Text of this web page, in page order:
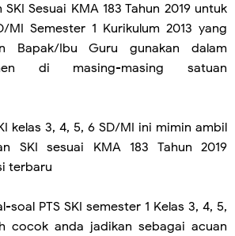
Sesuai KMA 183 Tahun 2019 untuk
Semester 1 Kurikulum 2013 yang
Bapak/Ibu Guru gunakan dalam
di masing-masing satuan
kelas 3, 4, 5, 6 SD/MI ini mimin ambil
SKI sesuai KMA 183 Tahun 2019
terbaru
soal PTS SKI semester 1 Kelas 3, 4, 5,
cocok anda jadikan sebagai acuan